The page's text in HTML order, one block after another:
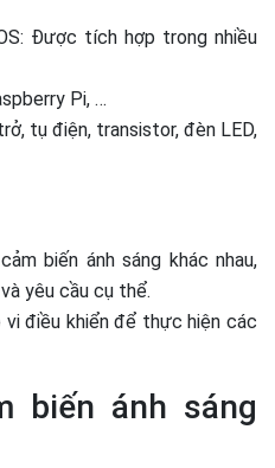
Được tích hợp trong nhiều
Pi, …
tụ điện, transistor, đèn LED,
biến ánh sáng khác nhau,
yêu cầu cụ thể.
vi điều khiển để thực hiện các
biến ánh sáng